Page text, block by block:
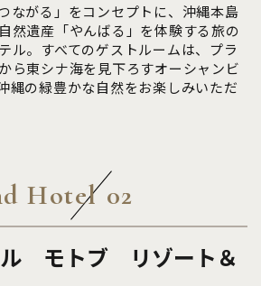
ながる」をコンセプトに、沖縄本島
然遺産「やんばる」を体験する旅の
ル。すべてのゲストルームは、プラ
ら東シナ海を見下ろすオーシャンビ
縄の緑豊かな自然をお楽しみいただ
Hotel 02
ル モトブ リゾート＆